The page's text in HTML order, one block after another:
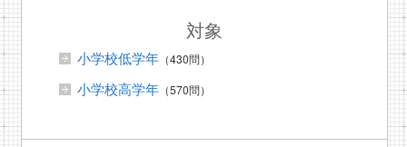
対象
小学校低学年（430問）
小学校高学年（570問）